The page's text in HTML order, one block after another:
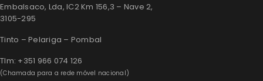
Embalsaco, Lda, IC2 Km 156,3 – Nave 2,
3105-295
Tinto – Pelariga – Pombal
Tlm: +351 966 074 126
(Chamada para a rede móvel nacional)